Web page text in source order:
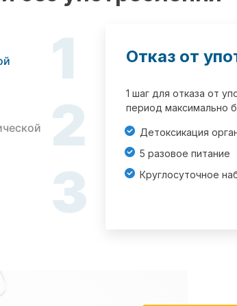
1
2
3
Отказ от
1 шаг для отказа от
период максимально
Детоксикация
5 разовое питание
Круглосуточное